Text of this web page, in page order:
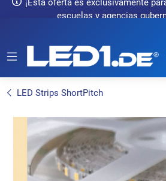
¡Esta oferta es exclusivamente
escuelas y agencias
LED Strips ShortPitch